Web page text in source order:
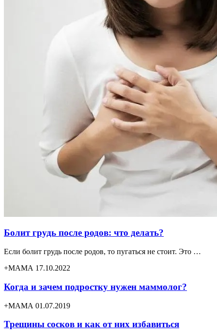
Болит грудь после родов: что делать?
Если болит грудь после родов, то пугаться не стоит. Это …
+МАМА 17.10.2022
Когда и зачем подростку нужен маммолог?
+МАМА 01.07.2019
Трещины сосков и как от них избавиться